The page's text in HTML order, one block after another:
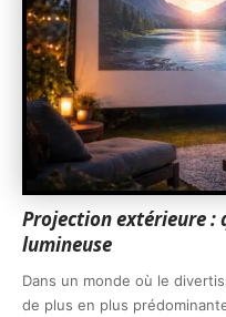
Projection extérieure :
lumineuse
Dans un monde où le
de plus en plus